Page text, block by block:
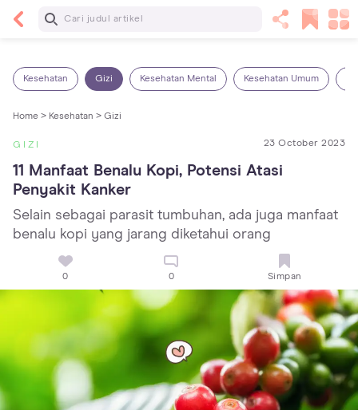
Baca Selanjutnya
Kesehatan Gizi Kesehatan Mental Kesehatan Umum
Home > Kesehatan > Gizi
GIZI 23 October 2023
11 Manfaat Benalu Kopi, Potensi Atasi
Penyakit Kanker
Selain sebagai parasit tumbuhan, ada juga manfaat
benalu kopi yang jarang diketahui orang
0 0 Simpan